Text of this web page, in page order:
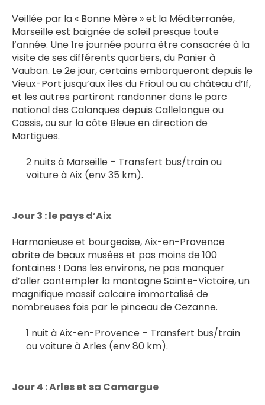
Veillée par la « Bonne Mère » et la Méditerranée,
Marseille est baignée de soleil presque toute
l’année. Une 1re journée pourra être consacrée à la
visite de ses différents quartiers, du Panier à
Vauban. Le 2e jour, certains embarqueront depuis le
Vieux-Port jusqu’aux îles du Frioul ou au château d’If,
et les autres partiront randonner dans le parc
national des Calanques depuis Callelongue ou
Cassis, ou sur la côte Bleue en direction de
Martigues.
2 nuits à Marseille – Transfert bus/train ou
voiture à Aix (env 35 km).
Jour 3 : le pays d’Aix
Harmonieuse et bourgeoise, Aix-en-Provence
abrite de beaux musées et pas moins de 100
fontaines ! Dans les environs, ne pas manquer
d’aller contempler la montagne Sainte-Victoire, un
magnifique massif calcaire immortalisé de
nombreuses fois par le pinceau de Cezanne.
1 nuit à Aix-en-Provence – Transfert bus/train
ou voiture à Arles (env 80 km).
Jour 4 : Arles et sa Camargue